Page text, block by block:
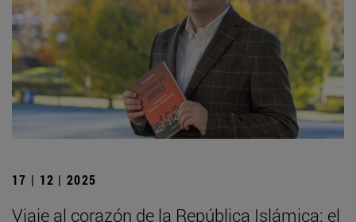
17 | 12 | 2025
Viaje al corazón de la República Islámica: el